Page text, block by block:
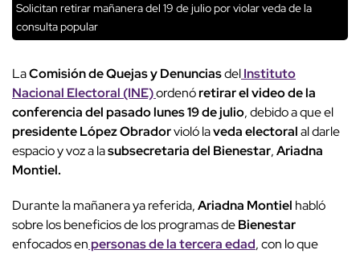
Solicitan retirar mañanera del 19 de julio por violar veda de la
consulta popular
LaComisión de Quejas y DenunciasdelInstituto
Nacional Electoral (INE)ordenóretirar el video de la
conferencia del pasado lunes 19 de julio, debido a que el
presidente López Obradorvioló laveda electoralal darle
espacio y voz a lasubsecretaria del Bienestar,Ariadna
Montiel.
Durante la mañanera ya referida,Ariadna Montiel habló
sobre los beneficios de los programas deBienestar
enfocados en personas de la tercera edad, con lo que